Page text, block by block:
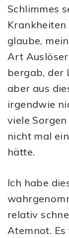
Schlimmes
glaube,
Art
bergab, der
aber aus
irgendwie
viele
nicht mal
hätte.
Ich habe
relativ
Atemnot.